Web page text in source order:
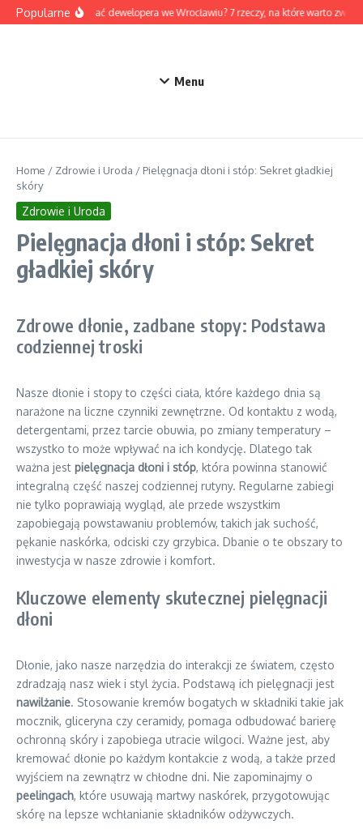
Przejdź do treści
PopularneJak wybrać dewelopera we Wrocławiu? 7 rzeczy, na które warto
Menu
Home / Zdrowie i Uroda / Pielęgnacja dłoni i stóp: Sekret gładkiej
skóry
Zdrowie i Uroda
Pielęgnacja dłoni i stóp: Sekret
gładkiej skóry
Zdrowe dłonie, zadbane stopy: Podstawa
codziennej troski
Nasze dłonie i stopy to części ciała, które każdego dnia są
narażone na liczne czynniki zewnętrzne. Od kontaktu z wodą,
detergentami, przez tarcie obuwia, po zmiany temperatury –
wszystko to może wpływać na ich kondycję. Dlatego tak
ważna jest pielęgnacja dłoni i stóp, która powinna stanowić
integralną część naszej codziennej rutyny. Regularne zabiegi
nie tylko poprawiają wygląd, ale przede wszystkim
zapobiegają powstawaniu problemów, takich jak suchość,
pękanie naskórka, odciski czy grzybica. Dbanie o te obszary to
inwestycja w nasze zdrowie i komfort.
Kluczowe elementy skutecznej pielęgnacji
dłoni
Dłonie, jako nasze narzędzia do interakcji ze światem, często
zdradzają nasz wiek i styl życia. Podstawą ich pielęgnacji jest
nawilżanie. Stosowanie kremów bogatych w składniki takie jak
mocznik, gliceryna czy ceramidy, pomaga odbudować barierę
ochronną skóry i zapobiega utracie wilgoci. Ważne jest, aby
kremować dłonie po każdym kontakcie z wodą, a także przed
wyjściem na zewnątrz w chłodne dni. Nie zapominajmy o
peelingach, które usuwają martwy naskórek, przygotowując
skórę na lepsze wchłanianie składników odżywczych.